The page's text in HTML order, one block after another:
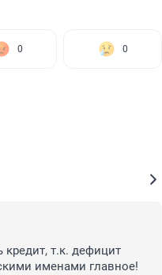
0 0
кредит, т.к. дефицит
именами главное!